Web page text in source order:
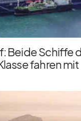
Beide Schiffe
fahren